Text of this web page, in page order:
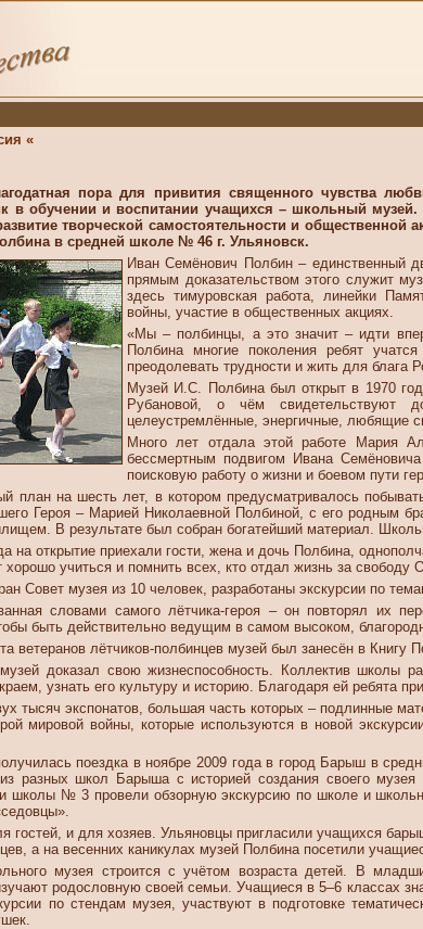
«
пора для привития священного чувства
обучении и воспитании учащихся – школьный
творческой самостоятельности и
в средней школе № 46 г. Ульяновск.
Иван Семёнович Полбин – единственный
прямым доказательством этого служит
здесь тимуровская работа, линейки
войны, участие в общественных акциях.
«Мы – полбинцы, а это значит – идти
Полбина многие поколения ребят
преодолевать трудности и жить для блага
Музей И.С. Полбина был открыт в 1970
Рубановой, о чём свидетельствуют
целеустремлённые, энергичные, любящие
Много лет отдала этой работе Мария
бессмертным подвигом Ивана
поисковую работу о жизни и боевом пути
план на шесть лет, в котором предусматривалось
Героя – Марией Николаевной Полбиной, с его родным
В результате был собран богатейший материал.
на открытие приехали гости, жена и дочь Полбина,
учиться и помнить всех, кто отдал жизнь за свободу
Совет музея из 10 человек, разработаны экскурсии по
словами самого лётчика-героя – он повторял
быть действительно ведущим в самом высоком,
ветеранов лётчиков-полбинцев музей был занесён в Книгу
доказал свою жизнеспособность. Коллектив школы
узнать его культуру и историю. Благодаря ей ребята
тысяч экспонатов, большая часть которых – подлинные
мировой войны, которые используются в новой
поездка в ноябре 2009 года в город Барыш в
разных школ Барыша с историей создания своего
школы № 3 провели обзорную экскурсию по школе и
гостей, и для хозяев. Ульяновцы пригласили учащихся
а на весенних каникулах музей Полбина посетили
музея строится с учётом возраста детей. В
родословную своей семьи. Учащиеся в 5–6 классах
по стендам музея, участвуют в подготовке